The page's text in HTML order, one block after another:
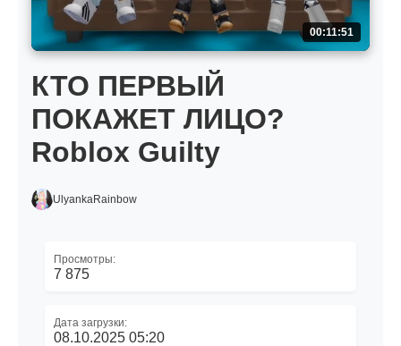
00:11:51
КТО ПЕРВЫЙ
ПОКАЖЕТ ЛИЦО?
Roblox Guilty
UlyankaRainbow
Просмотры:
7 875
Дата загрузки:
08.10.2025 05:20